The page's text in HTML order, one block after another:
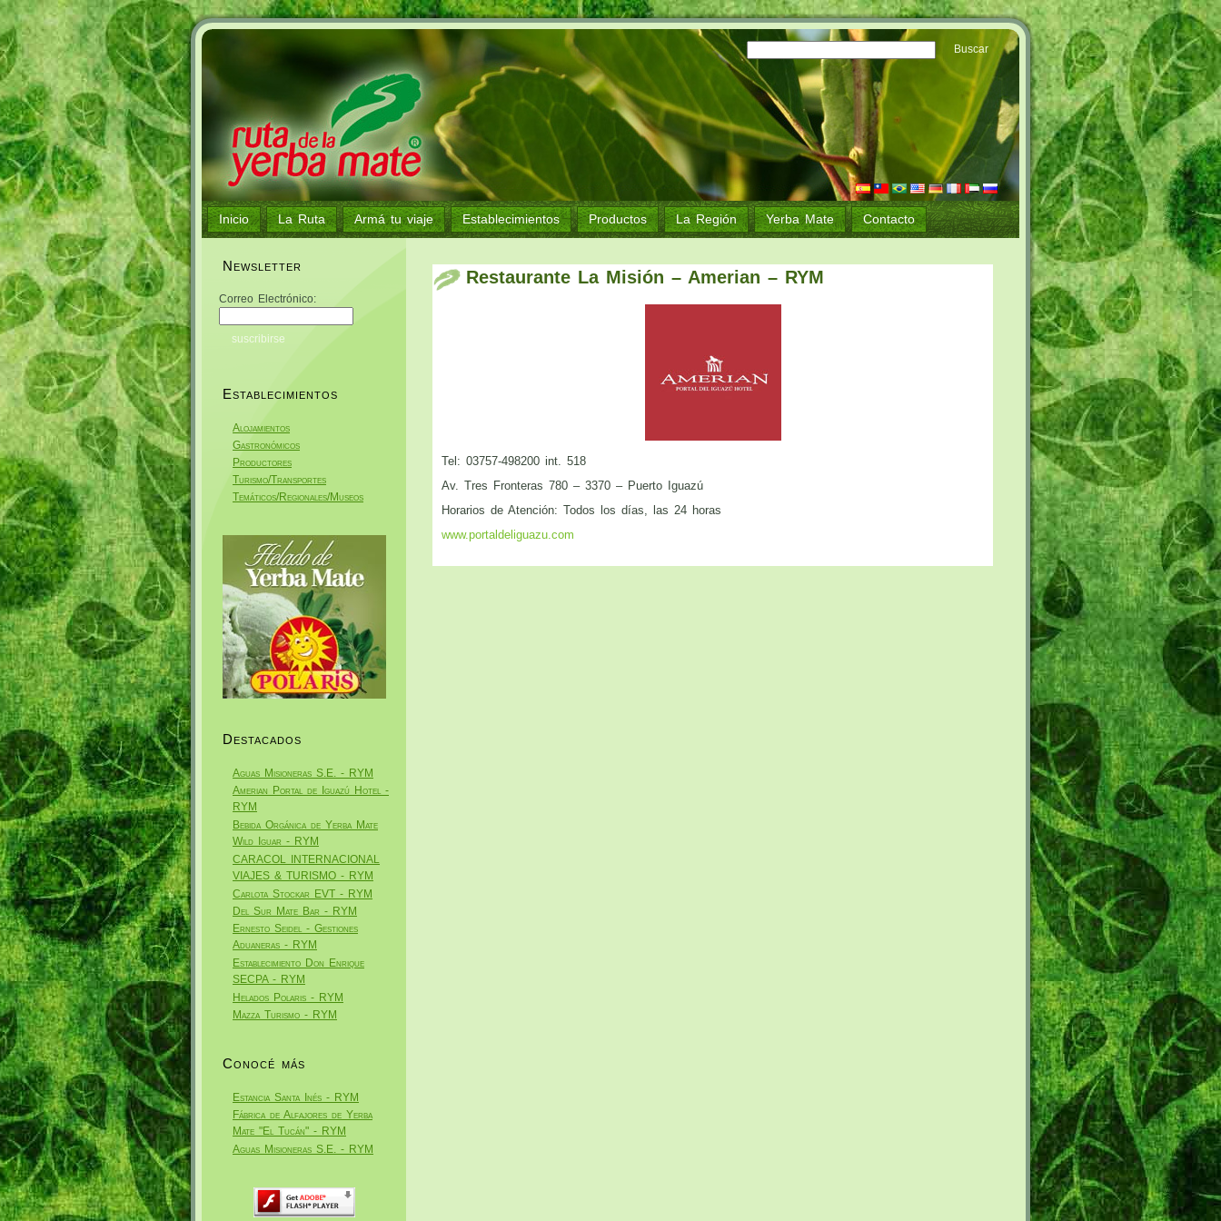
Inicio La Ruta Armá tu viaje Establecimientos Productos La Región Yerba Mate Contacto
Newsletter
Correo Electrónico:
Establecimientos
Alojamientos
Gastronómicos
Productores
Turismo/Transportes
Temáticos/Regionales/Museos
Destacados
Aguas Misioneras S.E. - RYM
Amerian Portal de Iguazú Hotel -
RYM
Bebida Orgánica de Yerba Mate
Wild Iguar - RYM
CARACOL INTERNACIONAL
VIAJES & TURISMO - RYM
Carlota Stockar EVT - RYM
Del Sur Mate Bar - RYM
Ernesto Seidel - Gestiones
Aduaneras - RYM
Establecimiento Don Enrique
SECPA - RYM
Helados Polaris - RYM
Mazza Turismo - RYM
Conocé más
Estancia Santa Inés - RYM
Fábrica de Alfajores de Yerba
Mate "El Tucán" - RYM
Aguas Misioneras S.E. - RYM
Restaurante La Misión – Amerian – RYM
Tel: 03757-498200 int. 518
Av. Tres Fronteras 780 – 3370 – Puerto Iguazú
Horarios de Atención: Todos los días, las 24 horas
www.portaldeliguazu.com